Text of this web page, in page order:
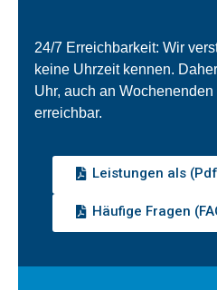
24/7 Erreichbarkeit: Wir
keine Uhrzeit kennen.
Uhr, auch an
erreichbar.
Leistungen als
Häufige Fragen